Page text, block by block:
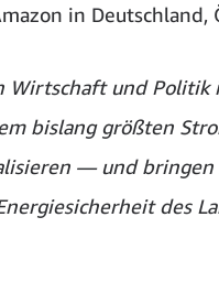
in
Wirtschaft und
bislang größten
— und
des